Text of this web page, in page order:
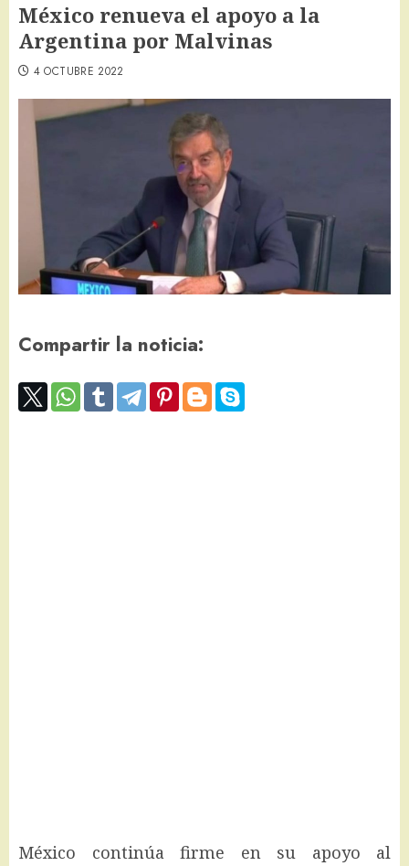
México renueva el apoyo a la
Argentina por Malvinas
4 OCTUBRE 2022
Compartir la noticia:
México continúa firme en su apoyo al